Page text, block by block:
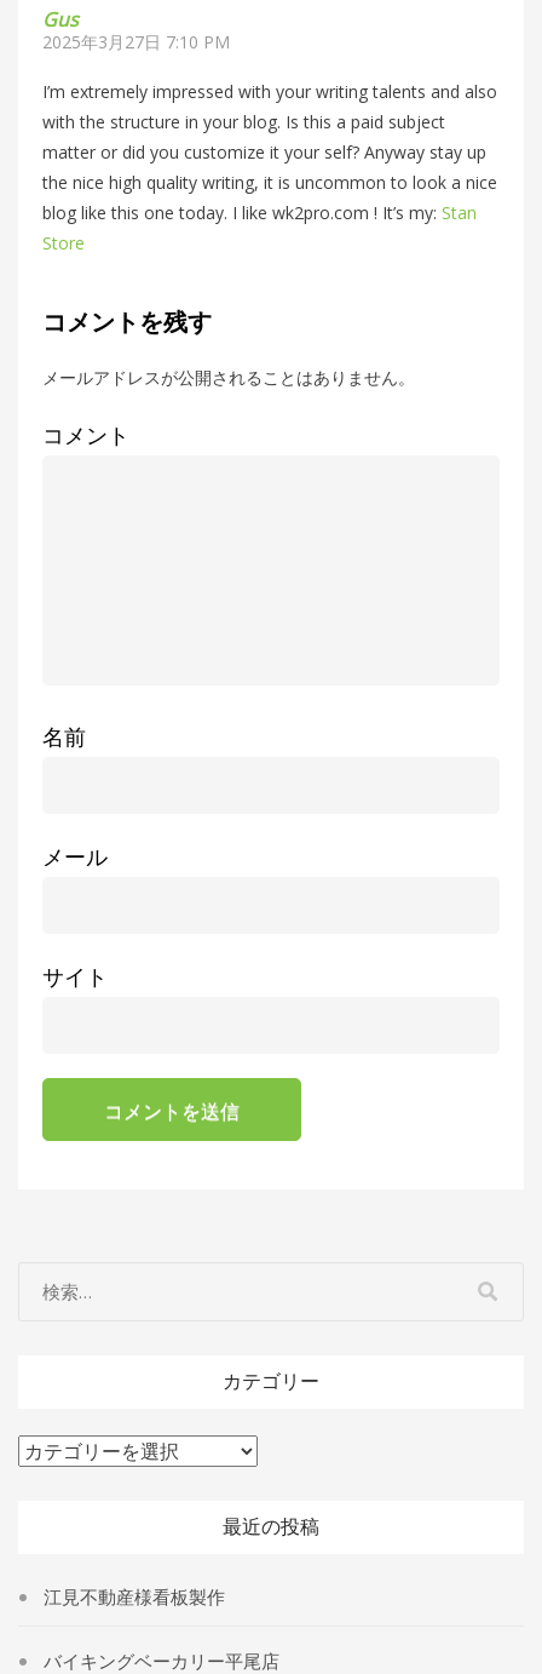
Gus
2025年3月27日 7:10 PM
I’m extremely impressed with your writing talents and also
with the structure in your blog. Is this a paid subject
matter or did you customize it your self? Anyway stay up
the nice high quality writing, it is uncommon to look a nice
blog like this one today. I like wk2pro.com ! It’s my: Stan
Store
コメントを残す
メールアドレスが公開されることはありません。
コメント
名前
メール
サイト
カテゴリー
カ
最近の投稿
江見不動産様看板製作
バイキングベーカリー平尾店